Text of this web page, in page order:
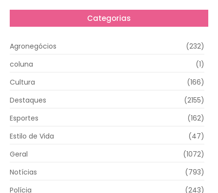
Categorias
Agronegócios
(232)
coluna
(1)
Cultura
(166)
Destaques
(2155)
Esportes
(162)
Estilo de Vida
(47)
Geral
(1072)
Notícias
(793)
Polícia
(243)